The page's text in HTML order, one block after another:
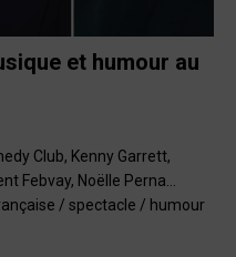
et humour au
Club, Kenny Garrett,
Febvay, Noëlle Perna…
/ spectacle / humour